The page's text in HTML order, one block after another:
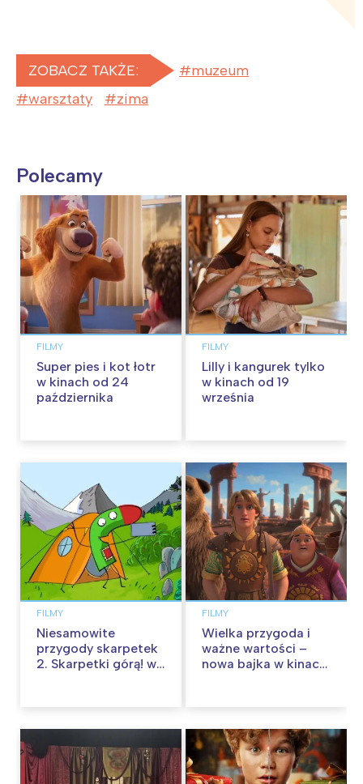
ZOBACZ TAKŻE:
muzeum
warsztaty
zima
Polecamy
FILMY
Super pies i kot łotr
w kinach od 24
października
FILMY
Lilly i kangurek tylko
w kinach od 19
września
FILMY
Niesamowite
przygody skarpetek
2. Skarpetki górą! w
FILMY
Wielka przygoda i
ważne wartości –
nowa bajka w kinach